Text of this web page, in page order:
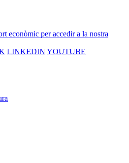
econòmic per accedir a la nostra
LINKEDIN YOUTUBE